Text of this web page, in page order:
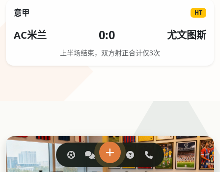
意甲 HT
AC米兰 0:0 尤文图斯
上半场结束，双方射正合计仅3次